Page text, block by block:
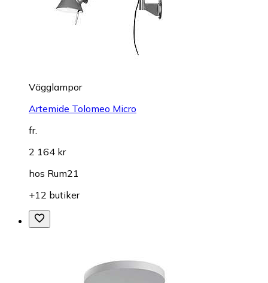
Vägglampor
Artemide Tolomeo Micro
fr.
2 164 kr
hos Rum21
+12 butiker